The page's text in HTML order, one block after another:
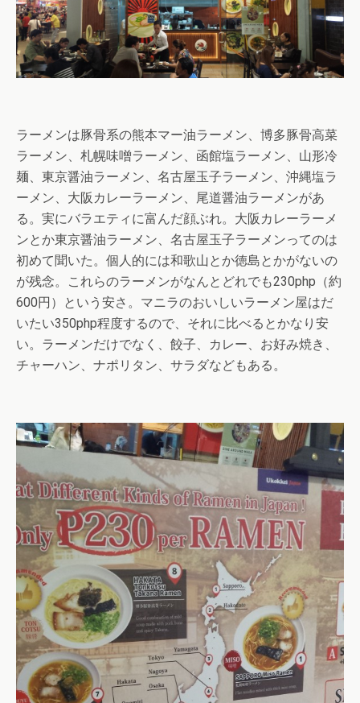
ラーメンは豚骨系の熊本マー油ラーメン、博多豚骨高菜
ラーメン、札幌味噌ラーメン、函館塩ラーメン、山形冷
麺、東京醤油ラーメン、名古屋玉子ラーメン、沖縄塩ラ
ーメン、大阪カレーラーメン、尾道醤油ラーメンがあ
る。実にバラエティに富んだ顔ぶれ。大阪カレーラーメ
ンとか東京醤油ラーメン、名古屋玉子ラーメンってのは
初めて聞いた。個人的には和歌山とか徳島とかがないの
が残念。これらのラーメンがなんとどれでも230php（約
600円）という安さ。マニラのおいしいラーメン屋はだ
いたい350php程度するので、それに比べるとかなり安
い。ラーメンだけでなく、餃子、カレー、お好み焼き、
チャーハン、ナポリタン、サラダなどもある。